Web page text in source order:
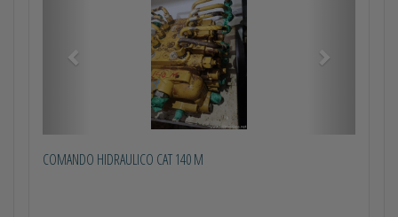
COMANDO HIDRAULICO CAT 140 M